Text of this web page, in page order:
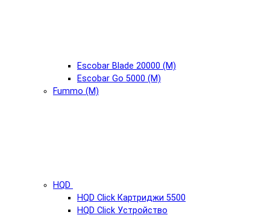
Escobar Blade 20000 (М)
Escobar Go 5000 (М)
Fummo (М)
HQD
HQD Click Картриджи 5500
HQD Click Устройство